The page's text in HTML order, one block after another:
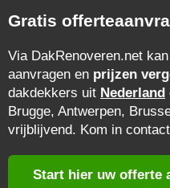
Gratis
Via DakRenoveren.net
aanvragen en prijzen
dakdekkers uit Nederland
Brugge, Antwerpen,
vrijblijvend. Kom in
Start hier uw offerte